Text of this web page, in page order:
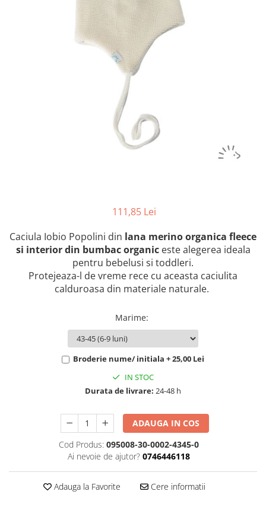
111,85 Lei
Caciula Iobio Popolini din lana merino organica fleece
si interior din bumbac organiceste alegerea ideala
pentru bebelusi si toddleri.
Protejeaza-l de vreme rece cu aceasta caciulita
calduroasa din materiale naturale.
Marime:
Broderie nume/ initiala + 25,00 Lei
IN STOC
Durata de livrare: 24-48 h
ADAUGA IN COS
Cod Produs: 095008-30-0002-4345-0
Ai nevoie de ajutor? 0746446118
Adauga la Favorite Cere informatii